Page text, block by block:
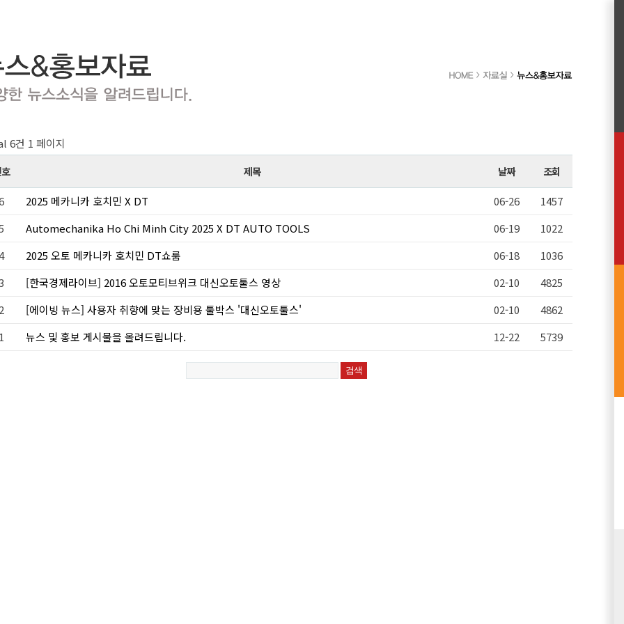
6건 1 페이지
제목 날짜 조회
2025 메카니카 호치민 X DT 06-26
1457
Automechanika Ho Chi Minh City 2025 X DT AUTO TOOLS 06-19
1022
2025 오토 메카니카 호치민 DT쇼룸 06-18
1036
[한국경제라이브] 2016 오토모티브위크 대신오토툴스 영상 02-10
4825
[에이빙 뉴스] 사용자 취향에 맞는 장비용 툴박스 '대신오토툴스' 02-10
4862
뉴스 및 홍보 게시물을 올려드립니다. 12-22 5739